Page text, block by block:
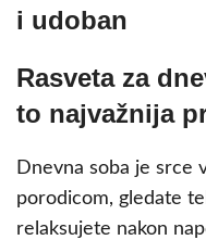
i udoban
Rasveta za
to najvažnija
Dnevna soba je srce
porodicom, gledate
relaksujete nakon